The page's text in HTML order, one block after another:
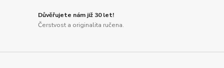
Důvěřujete nám již 30 let!
Čerstvost a originalita ručena.